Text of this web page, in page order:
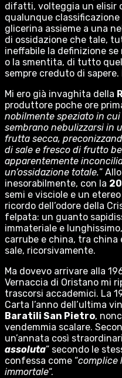
difatti, volteggia un elisir
qualunque classificazione
glicerina assieme a una
di ossidazione che tale,
ineffabile la definizione
o la smentita, di tutto
sempre creduto di sapere.
Mi ero già invaghita della
produttore poche ore
nobilmente speziato in
sembrano nebulizzarsi in
frutta secca,
di sale e fresco di frutto
apparentemente
un’ossidazione totale.”
inesorabilmente, con la
semi e visciole e un
ricordo dell’odore della
felpata: un guanto
immateriale e
carrube e china, tra china
sale, ricorsivamente.
Ma dovevo arrivare alla
Vernaccia di Oristano mi
trascorsi accademici. La
Carta l’anno dell’ultima
Baratili San Pietro,
vendemmia scalare.
un’annata così
assoluta” secondo le
confessa come “complice
immortale“.